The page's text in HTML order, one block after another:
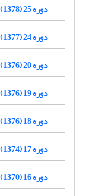
دوره 25 (1378)
دوره 24 (1377)
دوره 20 (1376)
دوره 19 (1376)
دوره 18 (1376)
دوره 17 (1374)
دوره 16 (1370)